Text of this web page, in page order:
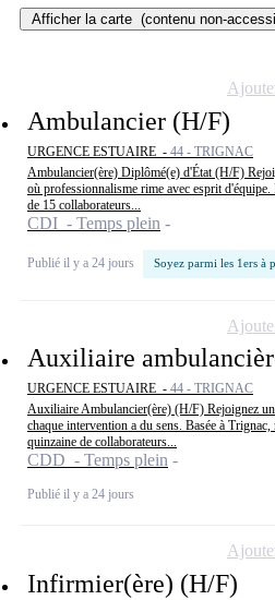
Afficher la carte (contenu non-
Ambulancier (H/F)
URGENCE ESTUAIRE - 44 - TRIGNAC
Ambulancier(ère) Diplômé(e) d'État (H/F)
où professionnalisme rime avec esprit
de 15 collaborateurs...
CDI - Temps plein
Publié il y a 24 jours Soyez parmi les 1ers à
Auxiliaire
URGENCE ESTUAIRE - 44 - TRIGNAC
Auxiliaire Ambulancier(ère) (H/F) Rejoignez
chaque intervention a du sens. Basée à
quinzaine de collaborateurs...
CDD - Temps plein
Publié il y a 24 jours
Infirmier(ère) (H/F)